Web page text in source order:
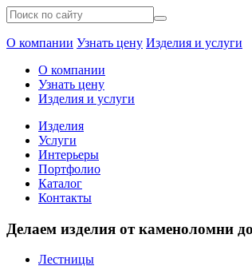
О компании Узнать цену Изделия и услуги
О компании
Узнать цену
Изделия и услуги
Изделия
Услуги
Интерьеры
Портфолио
Каталог
Контакты
Делаем изделия от каменоломни
Лестницы